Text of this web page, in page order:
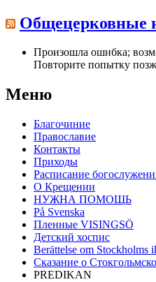
Общецерковные
Произошла ошибка;
Повторите попытку
Меню
Благочиние
Православие
Контакты
Приходы
Расписание
О Крещении
НУЖНА ПОМОЩЬ
På Svenska
Пленные VISINGSÖ
Детский хоспис
Berättelse om Stockholms
Сказание о
PREDIKAN